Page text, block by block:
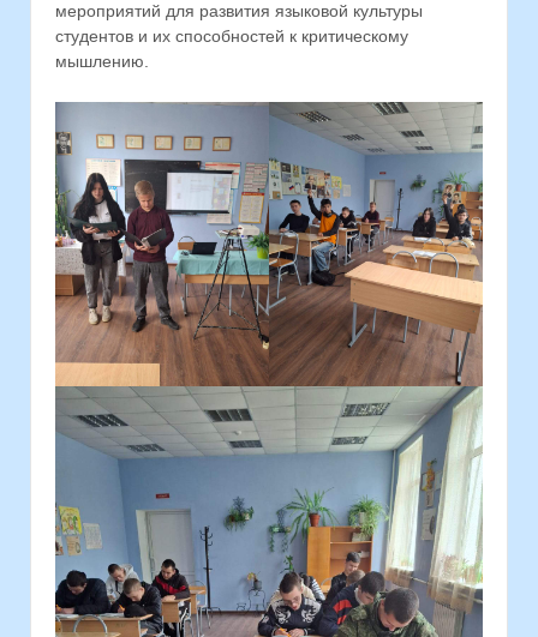
мероприятий для развития языковой культуры
студентов и их способностей к критическому
мышлению.